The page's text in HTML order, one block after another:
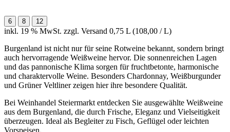
6 8 12
inkl. 19 % MwSt. zzgl. Versand 0,75 L (108,00 / L)
Burgenland ist nicht nur für seine Rotweine bekannt, sondern bringt
auch hervorragende Weißweine hervor. Die sonnenreichen Lagen
und das pannonische Klima sorgen für fruchtbetonte, harmonische
und charaktervolle Weine. Besonders Chardonnay, Weißburgunder
und Grüner Veltliner zeigen hier ihre besondere Qualität.
Bei Weinhandel Steiermarkt entdecken Sie ausgewählte Weißweine
aus dem Burgenland, die durch Frische, Eleganz und Vielseitigkeit
überzeugen. Ideal als Begleiter zu Fisch, Geflügel oder leichten
Vorspeisen.